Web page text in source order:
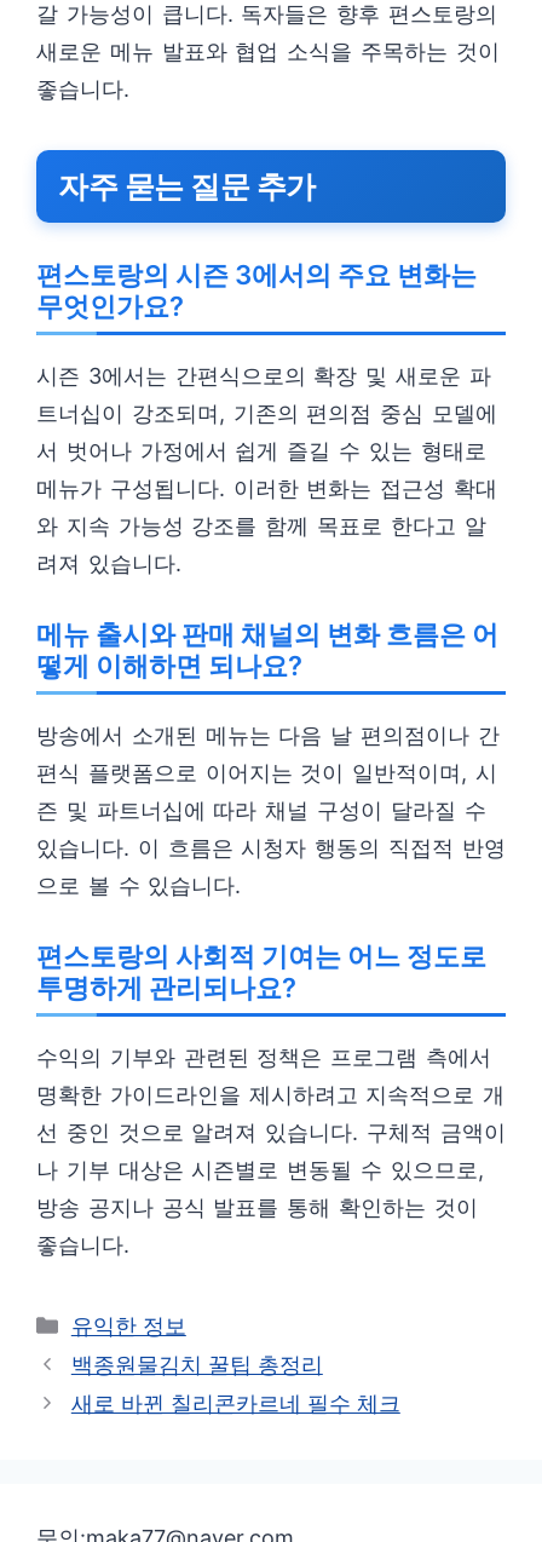
갈 가능성이 큽니다. 독자들은 향후 편스토랑의
새로운 메뉴 발표와 협업 소식을 주목하는 것이
좋습니다.
자주 묻는 질문 추가
편스토랑의 시즌 3에서의 주요 변화는
무엇인가요?
시즌 3에서는 간편식으로의 확장 및 새로운 파
트너십이 강조되며, 기존의 편의점 중심 모델에
서 벗어나 가정에서 쉽게 즐길 수 있는 형태로
메뉴가 구성됩니다. 이러한 변화는 접근성 확대
와 지속 가능성 강조를 함께 목표로 한다고 알
려져 있습니다.
메뉴 출시와 판매 채널의 변화 흐름은 어
떻게 이해하면 되나요?
방송에서 소개된 메뉴는 다음 날 편의점이나 간
편식 플랫폼으로 이어지는 것이 일반적이며, 시
즌 및 파트너십에 따라 채널 구성이 달라질 수
있습니다. 이 흐름은 시청자 행동의 직접적 반영
으로 볼 수 있습니다.
편스토랑의 사회적 기여는 어느 정도로
투명하게 관리되나요?
수익의 기부와 관련된 정책은 프로그램 측에서
명확한 가이드라인을 제시하려고 지속적으로 개
선 중인 것으로 알려져 있습니다. 구체적 금액이
나 기부 대상은 시즌별로 변동될 수 있으므로,
방송 공지나 공식 발표를 통해 확인하는 것이
좋습니다.
카
테
리
유익한 정보
백종원물김치 꿀팁 총정리
새로 바뀐 칠리콘카르네 필수 체크